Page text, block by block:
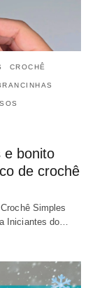
CROCHÊ
e bonito
de crochê
Simples
Iniciantes do…